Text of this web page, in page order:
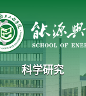
科学研究